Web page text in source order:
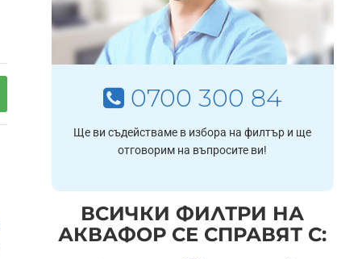
0700 300 84
Ще ви съдействаме в избора на филтър и ще
отговорим на въпросите ви!
ВСИЧКИ ФИЛТРИ НА
АКВАФОР СЕ СПРАВЯТ С: